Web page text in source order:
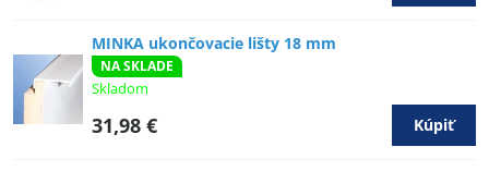
MINKA ukončovacie lišty 18 mm
NA SKLADE
Skladom
31,98 € Kúpiť